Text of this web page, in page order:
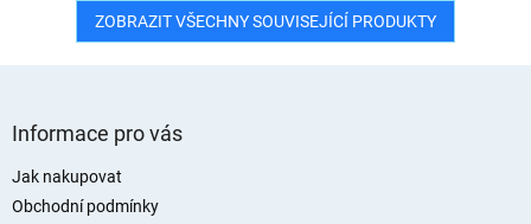
ZOBRAZIT VŠECHNY SOUVISEJÍCÍ PRODUKTY
Informace pro vás
Jak nakupovat
Obchodní podmínky